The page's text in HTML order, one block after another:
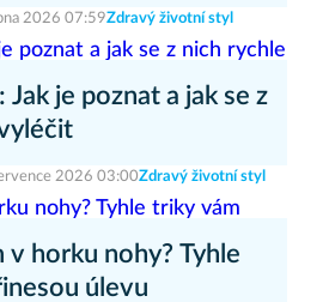
2026 07:59Zdravý životní styl
Jak je poznat a jak se z
2026 03:00Zdravý životní styl
v horku nohy? Tyhle
úlevu